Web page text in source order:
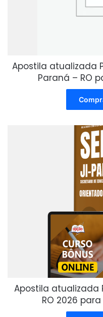
Apostila atualizada
Paraná – RO
Apostila atualizada
RO 2026